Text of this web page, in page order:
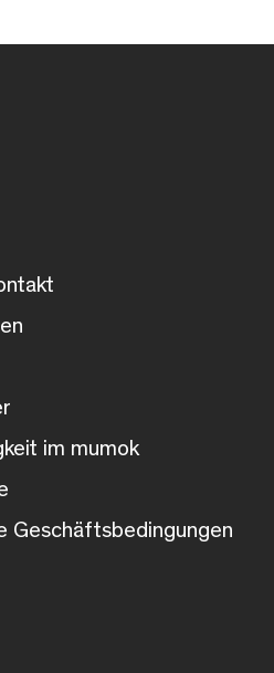
im mumok
Geschäftsbedingungen